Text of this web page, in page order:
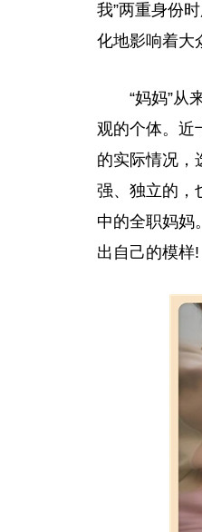
我”两重身份
化地影响着大
“妈妈”从
观的个体。 近
的实际情况，
强、 独立的，
中的全职妈妈
出自己的模样!